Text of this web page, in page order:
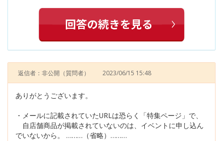
返信者：非公開 （質問者） 2023/06/15 15:48
ありがとうございます。
・メールに記載されていたURLは恐らく「特集ページ」で、
自店舗商品が掲載されていないのは、イベントに申し込ん
でいないから。 ………（省略）………